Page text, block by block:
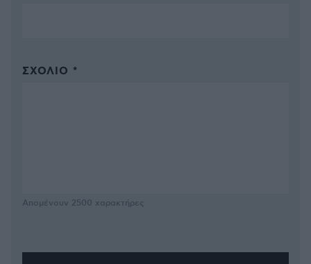
ΣΧΌΛΙΟ *
Απομένουν 2500 χαρακτήρες